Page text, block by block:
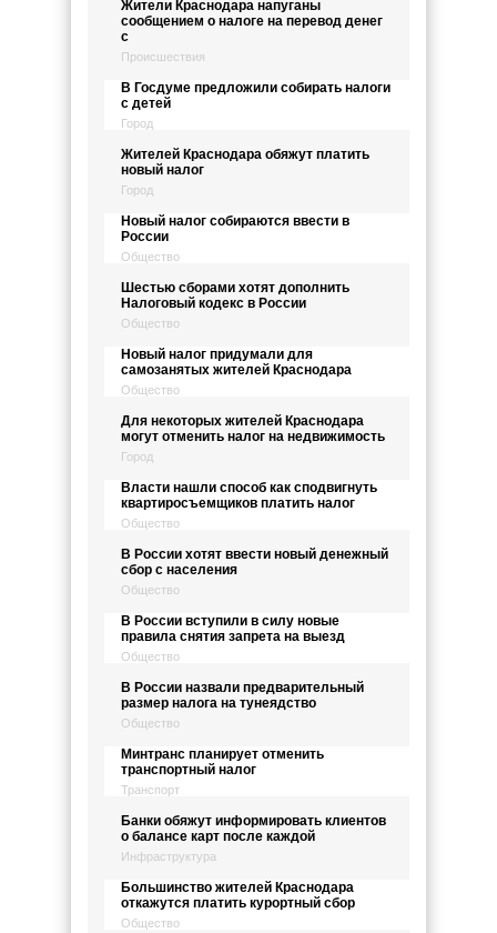
Жители Краснодара напуганы
сообщением о налоге на перевод денег
с
Происшествия
В Госдуме предложили собирать налоги
с детей
Город
Жителей Краснодара обяжут платить
новый налог
Город
Новый налог собираются ввести в
России
Общество
Шестью сборами хотят дополнить
Налоговый кодекс в России
Общество
Новый налог придумали для
самозанятых жителей Краснодара
Общество
Для некоторых жителей Краснодара
могут отменить налог на недвижимость
Город
Власти нашли способ как сподвигнуть
квартиросъемщиков платить налог
Общество
В России хотят ввести новый денежный
сбор с населения
Общество
В России вступили в силу новые
правила снятия запрета на выезд
Общество
В России назвали предварительный
размер налога на тунеядство
Общество
Минтранс планирует отменить
транспортный налог
Транспорт
Банки обяжут информировать клиентов
о балансе карт после каждой
Инфраструктура
Большинство жителей Краснодара
откажутся платить курортный сбор
Общество